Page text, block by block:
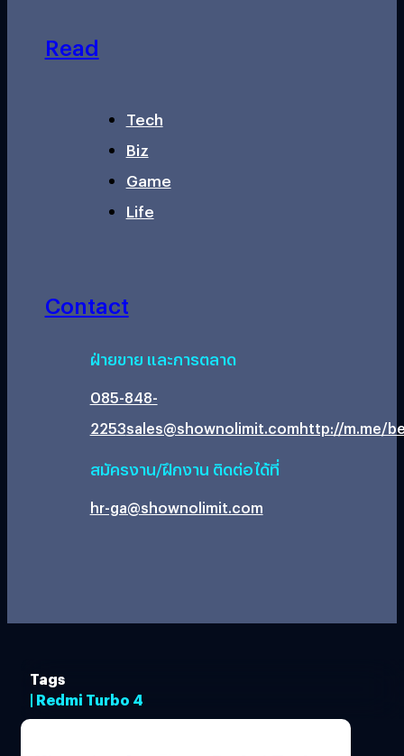
Read
Tech
Biz
Game
Life
Contact
ฝ่ายขาย และการตลาด
085-848-
2253sales@shownolimit.comhttp://m.me/
สมัครงาน/ฝึกงาน ติดต่อได้ที่
hr-ga@shownolimit.com
Tags
| Redmi Turbo 4